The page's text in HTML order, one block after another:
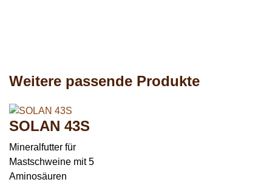
Weitere passende Produkte
SOLAN 43S
Mineralfutter für
Mastschweine mit 5
Aminosäuren